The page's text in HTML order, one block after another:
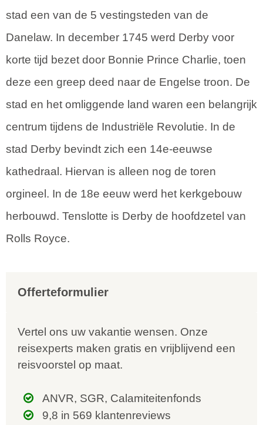
stad een van de 5 vestingsteden van de
Danelaw. In december 1745 werd Derby voor
korte tijd bezet door Bonnie Prince Charlie, toen
deze een greep deed naar de Engelse troon. De
stad en het omliggende land waren een belangrijk
centrum tijdens de Industriële Revolutie. In de
stad Derby bevindt zich een 14e-eeuwse
kathedraal. Hiervan is alleen nog de toren
orgineel. In de 18e eeuw werd het kerkgebouw
herbouwd. Tenslotte is Derby de hoofdzetel van
Rolls Royce.
Offerteformulier
Vertel ons uw vakantie wensen. Onze
reisexperts maken gratis en vrijblijvend een
reisvoorstel op maat.
ANVR, SGR, Calamiteitenfonds
9,8 in 569 klantenreviews